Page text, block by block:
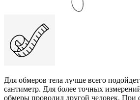
Для обмеров тела лучше всего
сантиметр. Для более точных
обмеры проводил другой человек. При